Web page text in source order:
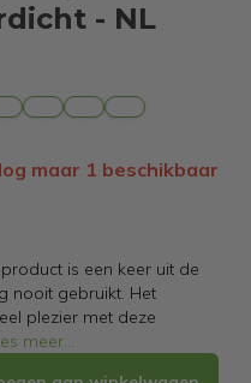
- NL
maar 1 beschikbaar
is een keer uit de
nooit gebruikt. Het
plezier met deze
meer...